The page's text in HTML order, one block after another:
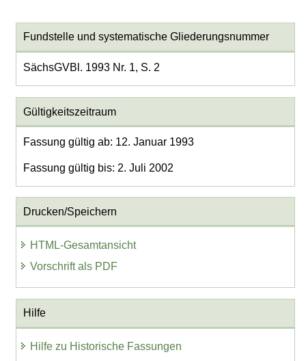
Fundstelle und systematische Gliederungsnummer
SächsGVBl. 1993 Nr. 1, S. 2
Gültigkeitszeitraum
Fassung gültig ab: 12. Januar 1993
Fassung gültig bis: 2. Juli 2002
Drucken/Speichern
HTML-Gesamtansicht
Vorschrift als PDF
Hilfe
Hilfe zu Historische Fassungen